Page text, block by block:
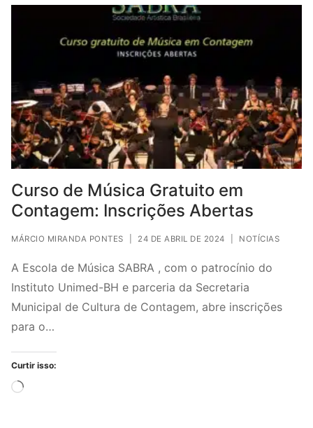
Curso de Música Gratuito em
Contagem: Inscrições Abertas
MÁRCIO MIRANDA PONTES 24 DE ABRIL DE 2024 NOTÍCIAS
A Escola de Música SABRA , com o patrocínio do
Instituto Unimed-BH e parceria da Secretaria
Municipal de Cultura de Contagem, abre inscrições
para o…
Curtir isso:
Carregando...